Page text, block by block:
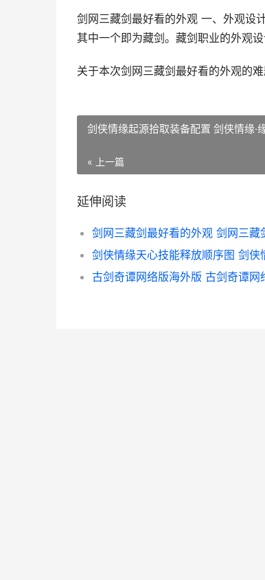
剑网三藏剑最好看的外观 一、外观设
其中一个即为藏剑。藏剑职业的外观
关于本次剑网三藏剑最好看的外观的
剑侠情缘起源拾取装备配置 剑侠情缘·
« 上一篇
延伸阅读
剑网三藏剑最好看的外观 剑网三藏
古剑奇谭网络版海外版 古剑奇谭网